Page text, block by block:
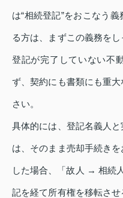
は“相続登記”をおこなう
る方は、まずこの義務を
登記が完了していない不
ず、契約にも書類にも重
さい。
具体的には、登記名義人
は、そのまま売却手続き
した場合、「故人 → 相続
記を経て所有権を移転さ